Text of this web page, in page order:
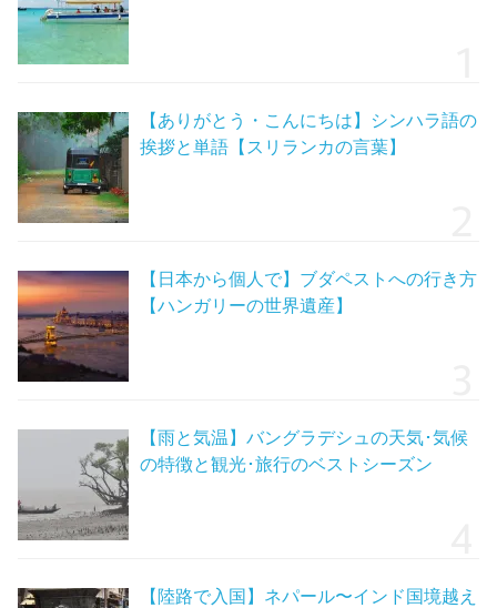
【ありがとう・こんにちは】シンハラ語の
挨拶と単語【スリランカの言葉】
【日本から個人で】ブダペストへの行き方
【ハンガリーの世界遺産】
【雨と気温】バングラデシュの天気･気候
の特徴と観光･旅行のベストシーズン
【陸路で入国】ネパール〜インド国境越え